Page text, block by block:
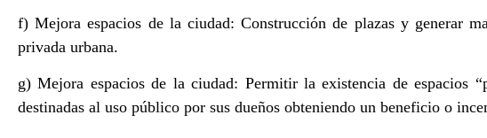
f) Mejora espacios de la ciudad: Construcción de plazas y generar
privada urbana.
g) Mejora espacios de la ciudad: Permitir la existencia de espacios
destinadas al uso público por sus dueños obteniendo un beneficio o